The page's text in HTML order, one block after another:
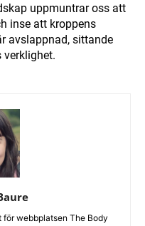
uppmuntrar oss att
inse att kroppens
avslappnad, sittande
verklighet.
webbplatsen The Body